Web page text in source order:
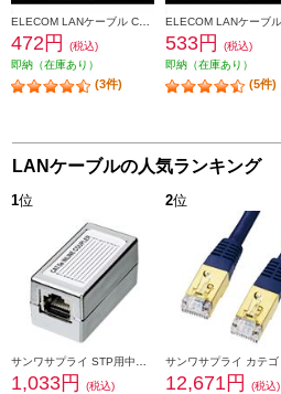
472円
(税込)
即納（在庫あり）
(3件)
533円
(税込)
即納（在庫あり）
(5件)
LANケーブルの人気ランキング
1位
1,033円 (税込)
2位
12,671円
(税込)